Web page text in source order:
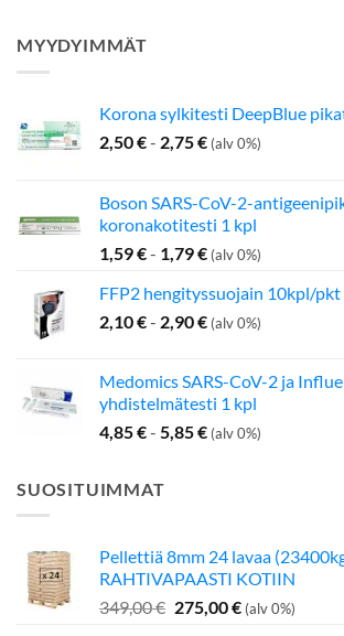
MYYDYIMMÄT
Korona sylkitesti DeepBlue
2,50€- 2,75€ (alv 0%)
Boson SARS-CoV-2-
koronakotitesti 1 kpl
1,59€- 1,79€ (alv 0%)
FFP2 hengityssuojain 10kpl/
2,10€- 2,90€ (alv 0%)
Medomics SARS-CoV-2 ja
yhdistelmätesti 1 kpl
4,85€- 5,85€ (alv 0%)
SUOSITUIMMAT
Pellettiä 8mm 24 lavaa
RAHTIVAPAASTI KOTIIN
349,00€ Alkuperäinen
275,00€Nykyinen
(alv 0%)